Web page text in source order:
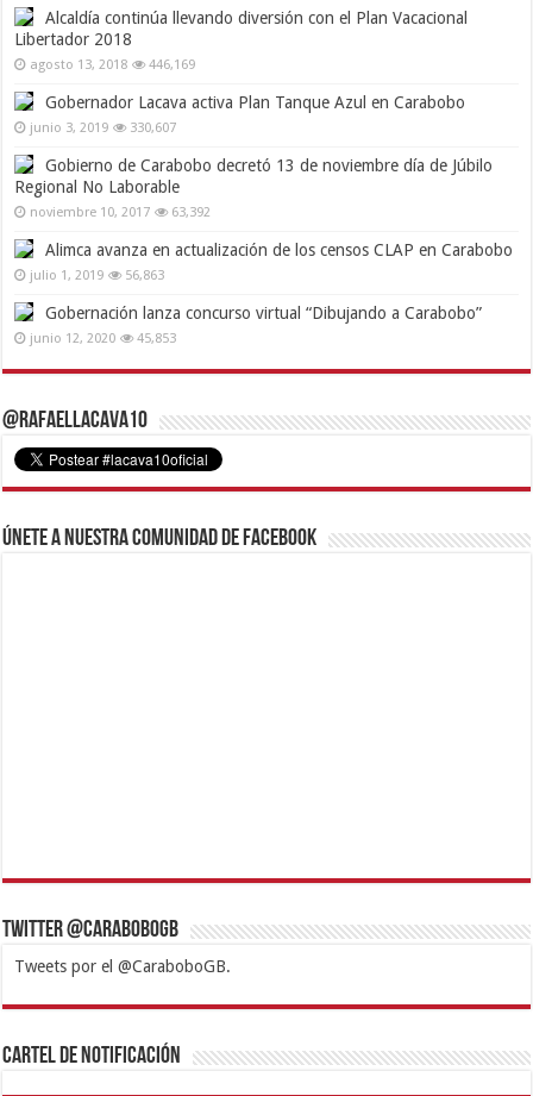
Alcaldía continúa llevando diversión con el Plan Vacacional
Libertador 2018
agosto 13, 2018 446,169
Gobernador Lacava activa Plan Tanque Azul en Carabobo
junio 3, 2019 330,607
Gobierno de Carabobo decretó 13 de noviembre día de Júbilo
Regional No Laborable
noviembre 10, 2017 63,392
Alimca avanza en actualización de los censos CLAP en Carabobo
julio 1, 2019 56,863
Gobernación lanza concurso virtual “Dibujando a Carabobo”
junio 12, 2020 45,853
@RafaelLacava10
Únete a nuestra comunidad de Facebook
Twitter @CaraboboGB
Tweets por el @CaraboboGB.
1xbetBetturkeyBetistKralbetSupertotobetTipobetMatadorbetMariobet
https://mvbcasino.com/
Cartel de Notificación